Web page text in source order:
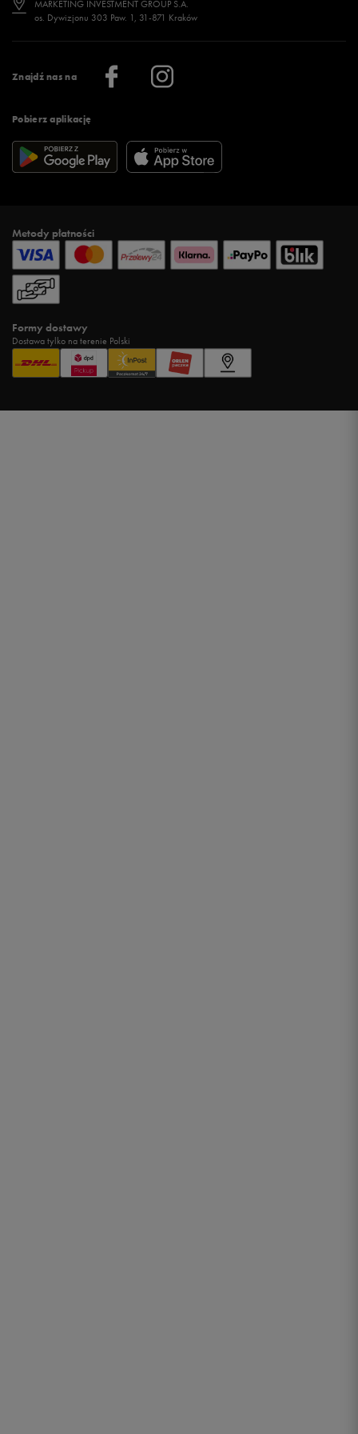
Znajdź nas na
Pobierz aplikację
Regulamin sklepu 50 style
Regulamin aplikacji 50 style
Więcej regulaminów >
Więcej >
Klub 50 style
Praca
Informacje o firmie
MARKETING INVESTMENT GROUP S.A.
os. Dywizjonu 303 Paw. 1, 31-871 Kraków
Metody płatności
Formy dostawy
Dostawa tylko na terenie Polski